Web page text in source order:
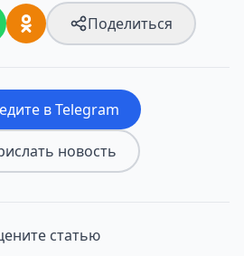
Поделиться
в Telegram
новость
статью